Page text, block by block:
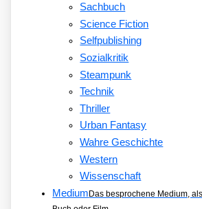
Sachbuch
Science Fiction
Selfpublishing
Sozialkritik
Steampunk
Technik
Thriller
Urban Fantasy
Wahre Geschichte
Western
Wissenschaft
Medium Das besprochene Medium,